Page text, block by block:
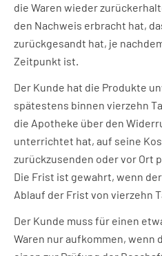
die Waren wieder
den Nachweis erbracht hat,
zurückgesandt hat, je
Zeitpunkt ist.
Der Kunde hat die Produkte
spätestens binnen vierzehn
die Apotheke über den
unterrichtet hat, auf seine
zurückzusenden oder vor Ort
Die Frist ist gewahrt, wenn
Ablauf der Frist von vierzehn
Der Kunde muss für einen
Waren nur aufkommen, wenn